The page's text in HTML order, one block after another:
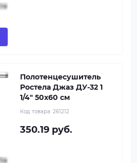
Полотенцесушитель
Ростела Джаз ДУ-32 1
1/4" 50x60 см
Код товара: 261212
350.19 руб.